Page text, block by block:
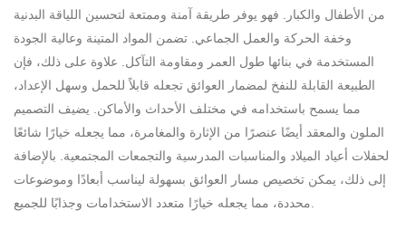
من الأطفال والكبار. فهو يوفر طريقة آمنة وممتعة لتحسين اللياقة البدنية
وخفة الحركة والعمل الجماعي. تضمن المواد المتينة وعالية الجودة
المستخدمة في بنائها طول العمر ومقاومة التآكل. علاوة على ذلك، فإن
الطبيعة القابلة للنفخ لمضمار العوائق تجعله قابلاً للحمل وسهل الإعداد،
مما يسمح باستخدامه في مختلف الأحداث والأماكن. يضيف التصميم
الملون والمعقد أيضًا عنصرًا من الإثارة والمغامرة، مما يجعله خيارًا شائعًا
لحفلات أعياد الميلاد والمناسبات المدرسية والتجمعات المجتمعية. بالإضافة
إلى ذلك، يمكن تخصيص مسار العوائق بسهولة ليناسب أبعادًا وموضوعات
محددة، مما يجعله خيارًا متعدد الاستخدامات وجذابًا للجميع.